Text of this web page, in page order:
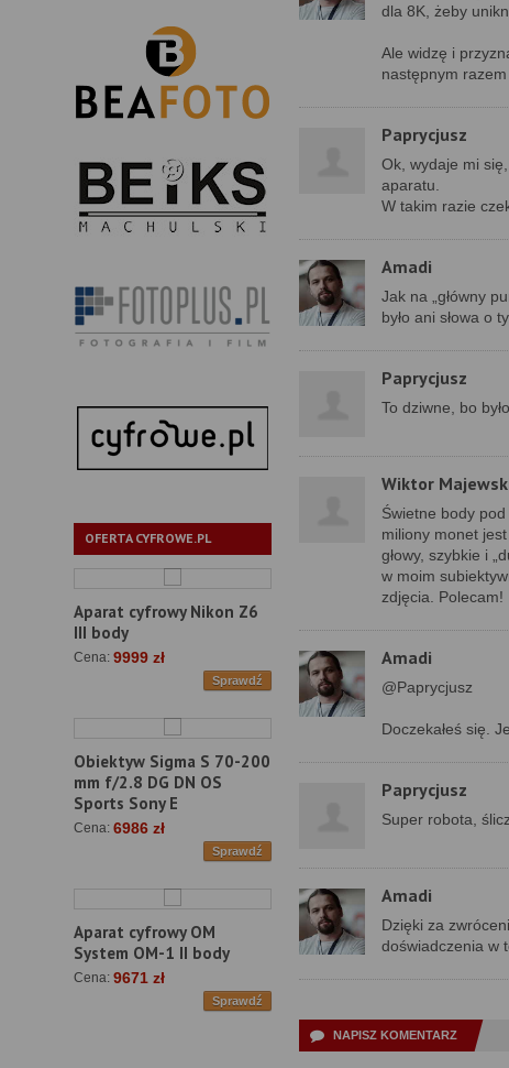
OFERTA CYFROWE.PL
Aparat cyfrowy Nikon Z6
III body
Cena: 9999 zł
Sprawdź
Obiektyw Sigma S 70-200
mm f/2.8 DG DN OS
Sports Sony E
Cena: 6986 zł
Sprawdź
Aparat cyfrowy OM
System OM-1 II body
Cena: 9671 zł
Sprawdź
dla 8K, żeby
Ale widzę i
następnym razem
Paprycjusz
Ok, wydaje mi
aparatu.
W takim razie
Amadi
Jak na „główny
było ani słowa o
Paprycjusz
To dziwne, bo
Wiktor
Świetne body
miliony monet
głowy, szybkie i
w moim
zdjęcia. Polecam!
Amadi
@Paprycjusz
Doczekałeś się.
Paprycjusz
Super robota,
Amadi
Dzięki za
doświadczenia w
NAPISZ KOMENTARZ